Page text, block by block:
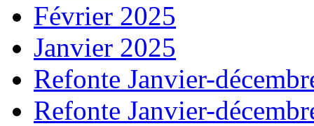
Février 2025
Janvier 2025
Refonte Janvier-
Refonte Janvier-